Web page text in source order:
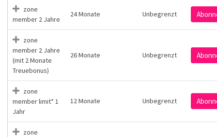
zone
member 2 Jahre
24 Monate Unbegrenzt
zone
member 2 Jahre
(mit 2 Monate
Treuebonus)
26 Monate Unbegrenzt
zone
member limit* 1
Jahr
12 Monate Unbegrenzt
zone